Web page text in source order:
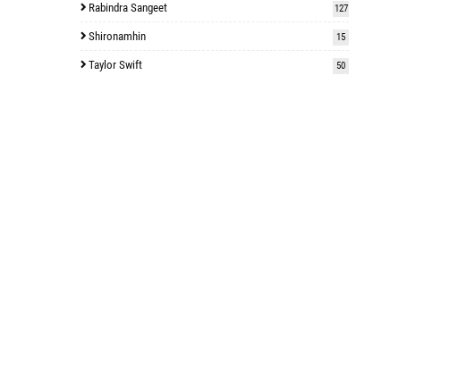
Rabindra Sangeet 127
Shironamhin 15
Taylor Swift 50